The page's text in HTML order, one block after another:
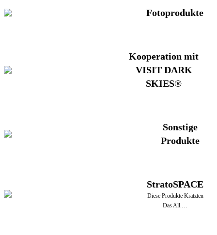
Fotoprodukte
Kooperation mit
VISIT DARK
SKIES®
Sonstige
Produkte
StratoSPACE
Diese Produkte Kratzten
Das All.…